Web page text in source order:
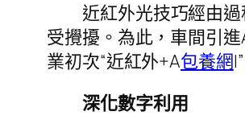
近紅外光技巧經由
受攪擾。為此，車間引
業初次“近紅外+A包養網
深化數字利用